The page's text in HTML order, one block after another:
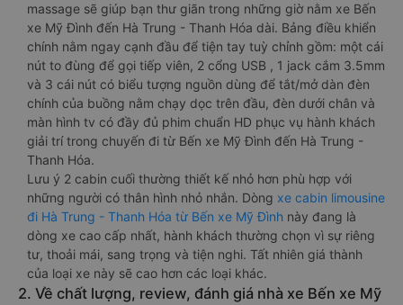
massage sẽ giúp bạn thư giãn trong những giờ nằm xe Bến
xe Mỹ Đình đến Hà Trung - Thanh Hóa dài. Bảng điều khiển
chính nằm ngay cạnh đầu để tiện tay tuỳ chỉnh gồm: một cái
nút to đùng để gọi tiếp viên, 2 cổng USB , 1 jack cắm 3.5mm
và 3 cái nút có biểu tượng nguồn dùng để tắt/mở dàn đèn
chính của buồng nằm chạy dọc trên đầu, đèn dưới chân và
màn hình tv có đầy đủ phim chuẩn HD phục vụ hành khách
giải trí trong chuyến đi từ Bến xe Mỹ Đình đến Hà Trung -
Thanh Hóa.
Lưu ý 2 cabin cuối thường thiết kế nhỏ hơn phù hợp với
những người có thân hình nhỏ nhắn. Dòng xe cabin limousine
đi Hà Trung - Thanh Hóa từ Bến xe Mỹ Đình này đang là
dòng xe cao cấp nhất, hành khách thường chọn vì sự riêng
tư, thoải mái, sang trọng và tiện nghi. Tất nhiên giá thành
của loại xe này sẽ cao hơn các loại khác.
2. Về chất lượng, review, đánh giá nhà xe Bến xe Mỹ